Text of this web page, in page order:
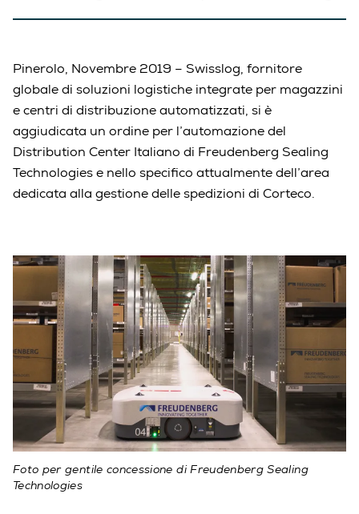
Pinerolo, Novembre 2019 – Swisslog, fornitore
globale di soluzioni logistiche integrate per magazzini
e centri di distribuzione automatizzati, si è
aggiudicata un ordine per l’automazione del
Distribution Center Italiano di Freudenberg Sealing
Technologies e nello specifico attualmente dell’area
dedicata alla gestione delle spedizioni di Corteco.
Foto per gentile concessione di Freudenberg Sealing
Technologies